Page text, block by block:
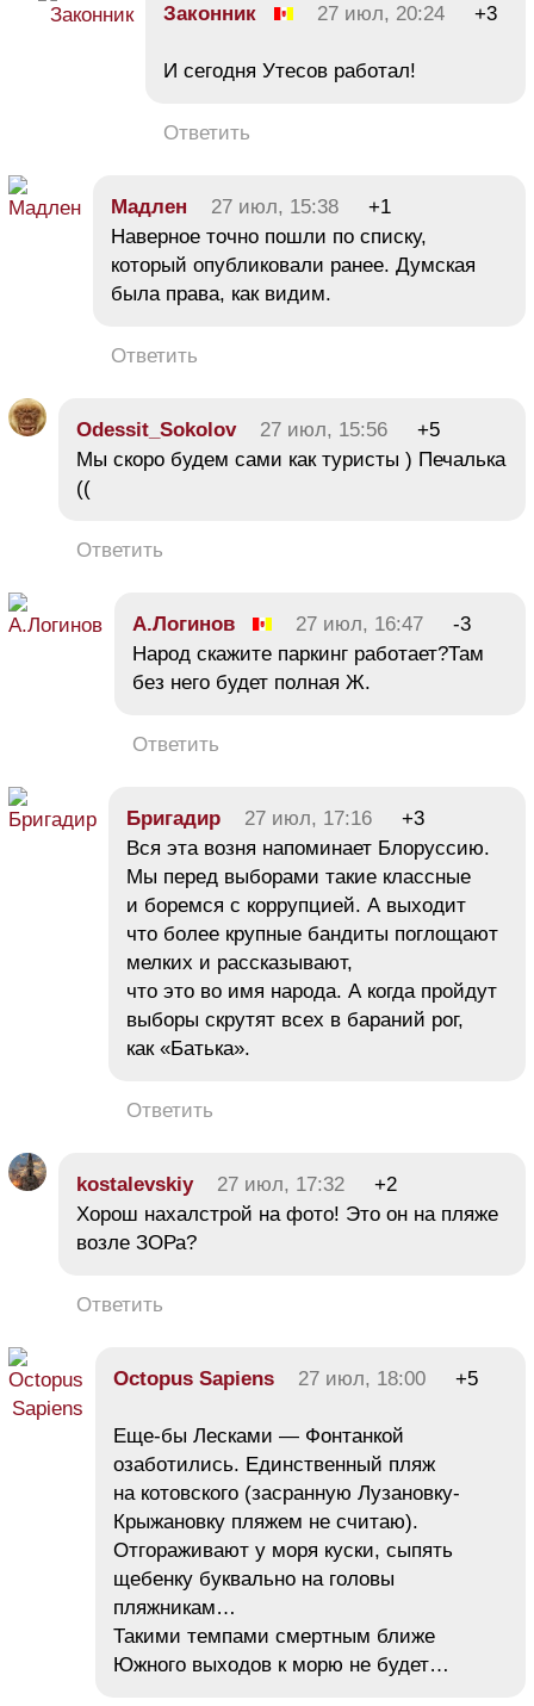
Законник 27 июл, 20:24 +3
И сегодня Утесов работал!
Ответить
Мадлен 27 июл, 15:38
+1
Наверное точно пошли по списку,
который опубликовали ранее. Думская
была права, как видим.
Ответить
Odessit_Sokolov 27 июл, 15:56
+5
Мы скоро будем сами как туристы ) Печалька
((
Ответить
А.Логинов 27 июл, 16:47
-3
Народ скажите паркинг работает?Там
без него будет полная Ж.
Ответить
Бригадир 27 июл, 17:16
+3
Вся эта возня напоминает Блоруссию.
Мы перед выборами такие классные
и боремся с коррупцией. А выходит
что более крупные бандиты поглощают
мелких и рассказывают,
что это во имя народа. А когда пройдут
выборы скрутят всех в бараний рог,
как «Батька».
Ответить
kostalevskiy 27 июл, 17:32
+2
Хорош нахалстрой на фото! Это он на пляже
возле ЗОРа?
Ответить
Octopus Sapiens 27 июл, 18:00 +5
Еще-бы Лесками — Фонтанкой
озаботились. Единственный пляж
на котовского (засранную Лузановку-
Крыжановку пляжем не считаю).
Отгораживают у моря куски, сыпять
щебенку буквально на головы
пляжникам…
Такими темпами смертным ближе
Южного выходов к морю не будет…